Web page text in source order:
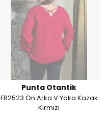
Punta Otantik
FR2523 Ön Arka V Yaka Kazak
Kırmızı